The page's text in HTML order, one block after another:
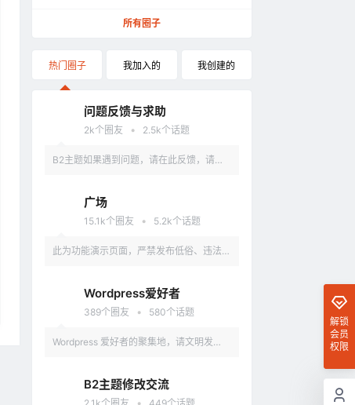
所有圈子
热门圈子 我加入的 我创建的
问题反馈与求助
2k个圈友 • 2.5k个话题
B2主题如果遇到问题，请在此反馈，请具
广场
15.1k个圈友 • 5.2k个话题
此为功能演示页面，严禁发布低俗、违法、
Wordpress爱好者
389个圈友 • 580个话题
Wordpress 爱好者的聚集地，请文明发
B2主题修改交流
解锁
会员
权限